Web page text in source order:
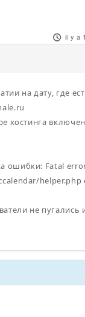
il y a
на дату, где
хостинга
ошибки: Fatal
helper.php
не пугались